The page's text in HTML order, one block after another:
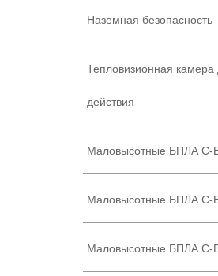
Наземная безопасность
Тепловизионная камера
действия
Маловысотные БПЛА C-
Маловысотные БПЛА C-
Маловысотные БПЛА C-